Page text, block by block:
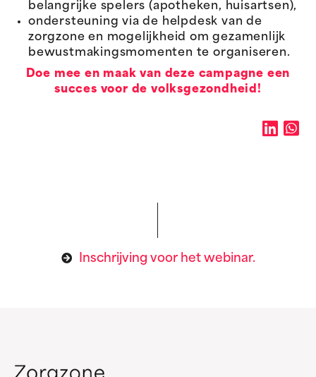
belangrijke spelers (apotheken, huisartsen),
ondersteuning via de helpdesk van de
zorgzone en mogelijkheid om gezamenlijk
bewustmakingsmomenten te organiseren.
Doe mee en maak van deze campagne een
succes voor de volksgezondheid!
Inschrijving voor het webinar.